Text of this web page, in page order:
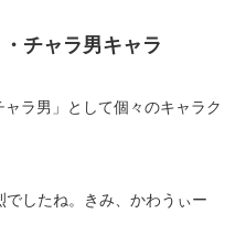
チャラ男キャラ
ラ男」として個々のキャラク
でしたね。きみ、かわうぃー